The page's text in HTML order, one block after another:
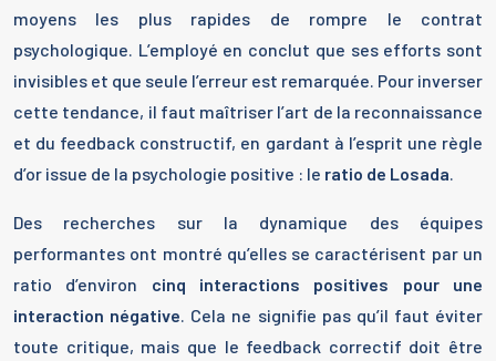
moyens les plus rapides de rompre le contrat
psychologique. L’employé en conclut que ses efforts sont
invisibles et que seule l’erreur est remarquée. Pour inverser
cette tendance, il faut maîtriser l’art de la reconnaissance
et du feedback constructif, en gardant à l’esprit une règle
d’or issue de la psychologie positive : le ratio de Losada.
Des recherches sur la dynamique des équipes
performantes ont montré qu’elles se caractérisent par un
ratio d’environ cinq interactions positives pour une
interaction négative. Cela ne signifie pas qu’il faut éviter
toute critique, mais que le feedback correctif doit être